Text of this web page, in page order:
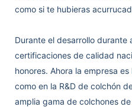
como si te hubieras
Durante el desarrollo durante
certificaciones de calidad
honores. Ahora la empresa
como en la R&D de colchón
amplia gama de colchones